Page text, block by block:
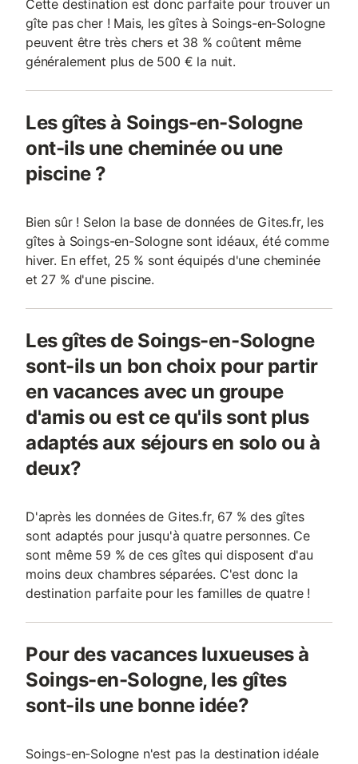
Cette destination est donc parfaite pour trouver un
gîte pas cher ! Mais, les gîtes à Soings-en-Sologne
peuvent être très chers et 38 % coûtent même
généralement plus de 500 € la nuit.
Les gîtes à Soings-en-Sologne
ont-ils une cheminée ou une
piscine ?
Bien sûr ! Selon la base de données de Gites.fr, les
gîtes à Soings-en-Sologne sont idéaux, été comme
hiver. En effet, 25 % sont équipés d'une cheminée
et 27 % d'une piscine.
Les gîtes de Soings-en-Sologne
sont-ils un bon choix pour partir
en vacances avec un groupe
d'amis ou est ce qu'ils sont plus
adaptés aux séjours en solo ou à
deux?
D'après les données de Gites.fr, 67 % des gîtes
sont adaptés pour jusqu'à quatre personnes. Ce
sont même 59 % de ces gîtes qui disposent d'au
moins deux chambres séparées. C'est donc la
destination parfaite pour les familles de quatre !
Pour des vacances luxueuses à
Soings-en-Sologne, les gîtes
sont-ils une bonne idée?
Soings-en-Sologne n'est pas la destination idéale